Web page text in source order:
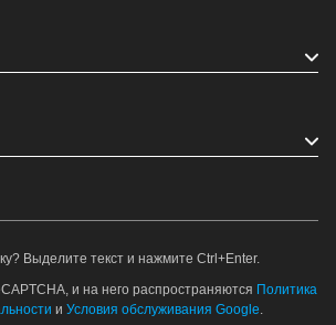
Выделите текст и нажмите Ctrl+Enter.
и на него распространяются Политика
и Условия обслуживания Google.